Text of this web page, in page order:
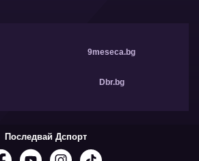
9meseca.bg
Dbr.bg
Последвай Дспорт